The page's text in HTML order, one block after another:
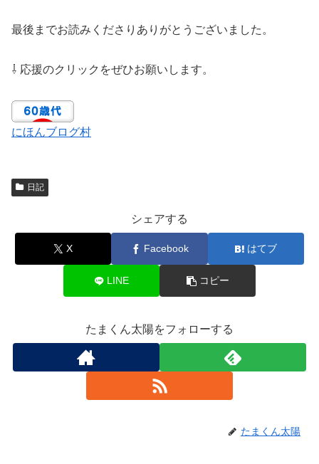
最後までお読みくださりありがとうございました。
⇩ 応援のクリックをぜひお願いします。
にほんブログ村
日記
シェアする
X Facebook はてブ
LINE コピー
たまくん太陽をフォローする
たまくん太陽